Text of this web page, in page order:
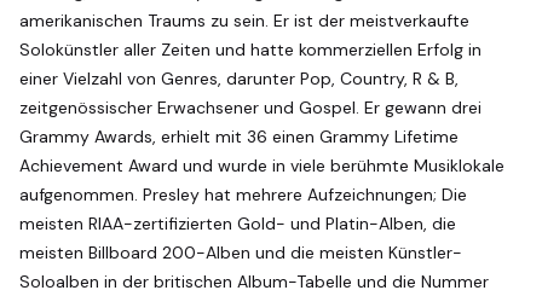
amerikanischen Traums zu sein. Er ist der meistverkaufte
Solokünstler aller Zeiten und hatte kommerziellen Erfolg in
einer Vielzahl von Genres, darunter Pop, Country, R & B,
zeitgenössischer Erwachsener und Gospel. Er gewann drei
Grammy Awards, erhielt mit 36 einen Grammy Lifetime
Achievement Award und wurde in viele berühmte Musiklokale
aufgenommen. Presley hat mehrere Aufzeichnungen; Die
meisten RIAA-zertifizierten Gold- und Platin-Alben, die
meisten Billboard 200-Alben und die meisten Künstler-
Soloalben in der britischen Album-Tabelle und die Nummer